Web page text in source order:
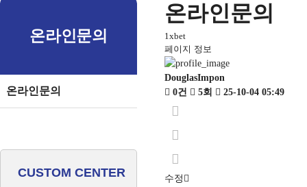
온라인문의
온라인문의
CUSTOM CENTER
온라인문의
1xbet
페이지 정보
DouglasImpon
0건
5회 25-10-04 05:49
수정